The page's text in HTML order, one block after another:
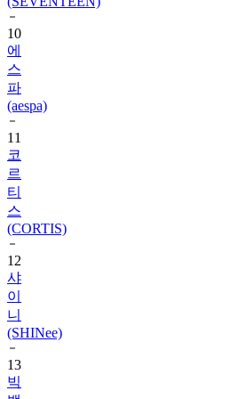
에
스
파
(aespa)
11
코
르
티
스
(CORTIS)
12
샤
이
니
(SHINee)
13
빅
뱅
(BIGBANG)